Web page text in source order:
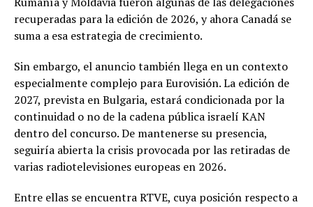
recuperadas para la edición de 2026, y ahora Canadá se
suma a esa estrategia de crecimiento.
Sin embargo, el anuncio también llega en un contexto
especialmente complejo para Eurovisión. La edición de
2027, prevista en Bulgaria, estará condicionada por la
continuidad o no de la cadena pública israelí KAN
dentro del concurso. De mantenerse su presencia,
seguiría abierta la crisis provocada por las retiradas de
varias radiotelevisiones europeas en 2026.
Entre ellas se encuentra RTVE, cuya posición respecto a